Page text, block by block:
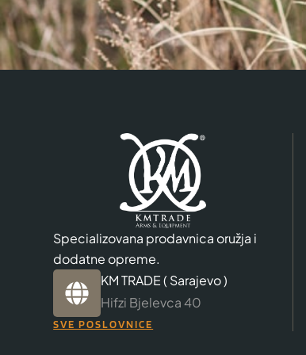
Specializovana prodavnica oružja i
dodatne opreme.
KM TRADE ( Sarajevo )
Hifzi Bjelevca 40
SVE POSLOVNICE